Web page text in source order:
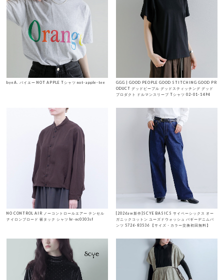
byeA. バイエー NOT APPLE Tシャツ not-apple-tee
GGG | GOOD PEOPLE GOOD STITCHING GOOD PR
ODUCT グッドピープル グッドスティッチング グッド
プロダクト ドルマンスリーブ Tシャツ 02-01-1494
NO CONTROL AIR ノーコントロールエアー テンセル
ナイロンブロード 裾タック シャツ hr-nc0303sf
[2026aw新作]SCYE BASICS サイベーシックス オー
ガニックコットン ユーズドウォッシュ バギーデニムパ
ンツ 5726-83536 【サイズ・カラー交換初回無料】